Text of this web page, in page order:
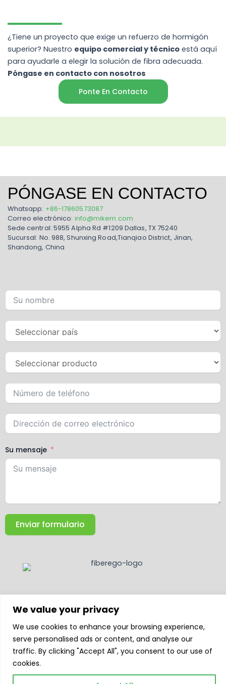
We value your privacy
We use cookies to enhance your browsing experience,
serve personalised ads or content, and analyse our
traffic. By clicking "Accept All", you consent to our use of
cookies.
¿Tiene un proyecto que exige un refuerzo de hormigón
superior? Nuestro equipo comercial y técnicoestá aquí
para ayudarle a elegir la solución de fibra adecuada.
Póngase en contacto con nosotros
Ponte En Contacto
a
e
b
o
o
i
k
e
d
i
o
t
u
b
e
t
o
k
t
a
g
r
m
PÓNGASE EN CONTACTO
Whatsapp: +86-17860573087
Correo electrónico: info@mikem.com
Sede central: 5955 Alpha Rd #1209 Dallas, TX 75240
Sucursal: No. 988, Shunxing Road,Tianqiao District, Jinan,
Shandong, China
Su mensaje
Enviar formulario
©Fiberego™ - Fibras de hormigón bajo la política de privacidad de
Mikem Company